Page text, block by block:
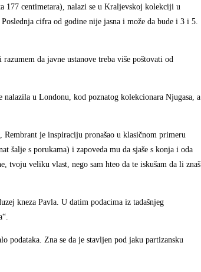
177 centimetara), nalazi se u Kraljevskoj kolekciji u
cifra od godine nije jasna i može da bude i 3 i 5.
da javne ustanove treba više poštovati od
u Londonu, kod poznatog kolekcionara Njugasa, a
je inspiraciju pronašao u klasičnom primeru
s porukama) i zapoveda mu da sjaše s konja i oda
tvoju veliku vlast, nego sam hteo da te iskušam da li znaš
kneza Pavla. U datim podacima iz tadašnjeg
podataka. Zna se da je stavljen pod jaku partizansku